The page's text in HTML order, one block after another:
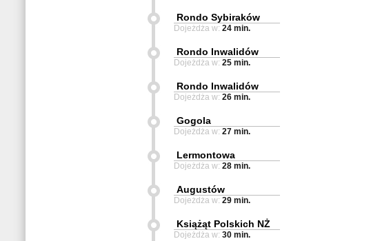
Rondo Sybiraków
Dojeżdża w: 24 min.
Rondo Inwalidów
Dojeżdża w: 25 min.
Rondo Inwalidów
Dojeżdża w: 26 min.
Gogola
Dojeżdża w: 27 min.
Lermontowa
Dojeżdża w: 28 min.
Augustów
Dojeżdża w: 29 min.
Książąt Polskich NŻ
Dojeżdża w: 30 min.